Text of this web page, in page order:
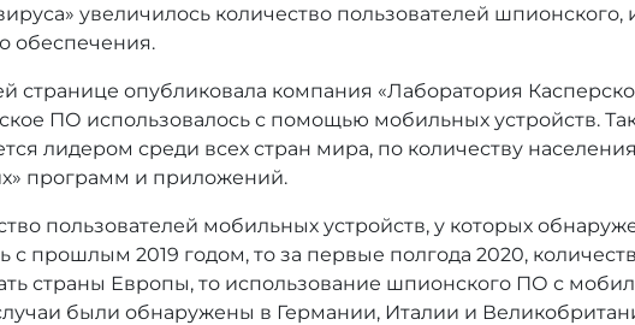
увеличилось количество пользователей шпионского,
обеспечения.
опубликовала компания «Лаборатория
ПО использовалось с помощью мобильных устройств.
лидером среди всех стран мира, по количеству
программ и приложений.
пользователей мобильных устройств, у которых
с прошлым 2019 годом, то за первые полгода 2020,
страны Европы, то использование шпионского ПО с
были обнаружены в Германии, Италии и